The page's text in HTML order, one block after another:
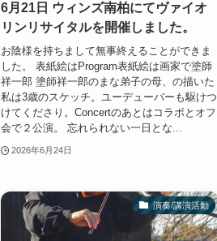
6月21日 ウィンズ南柏にてヴァイオ
リンリサイタルを開催しました。
お陰様を持ちまして無事終えることができま
した。 表紙絵はProgram表紙絵は画家で塗師
祥一郎 塗師祥一郎のまな弟子の母、の描いた
私は3歳のスケッチ。ユーデューバーも駆けつ
けてくださり。Concertのあとはコラボとオフ
会で２公演。 忘れられない一日とな...
2026年6月24日
演奏/講演活動